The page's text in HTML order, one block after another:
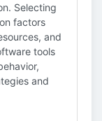
Selecting
factors
and
tools
and